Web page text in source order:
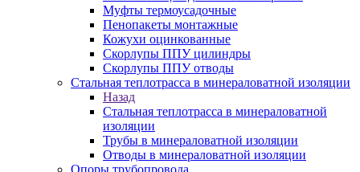
Муфты термоусадочные
Пенопакеты монтажные
Кожухи оцинкованные
Скорлупы ППУ цилиндры
Скорлупы ППУ отводы
Стальная теплотрасса в минераловатной изоляции
Назад
Стальная теплотрасса в минераловатной
изоляции
Трубы в минераловатной изоляции
Отводы в минераловатной изоляции
Опоры трубопровода